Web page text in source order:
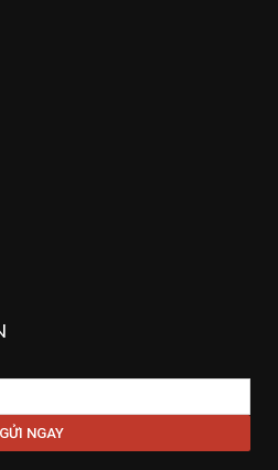
GỬI NGAY